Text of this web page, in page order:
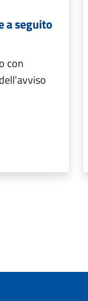
a seguito
con